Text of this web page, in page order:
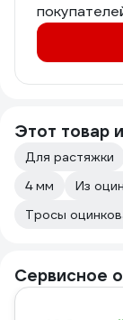
Этот товар
Для растяжки
4 мм
Из
Тросы
Сервисное